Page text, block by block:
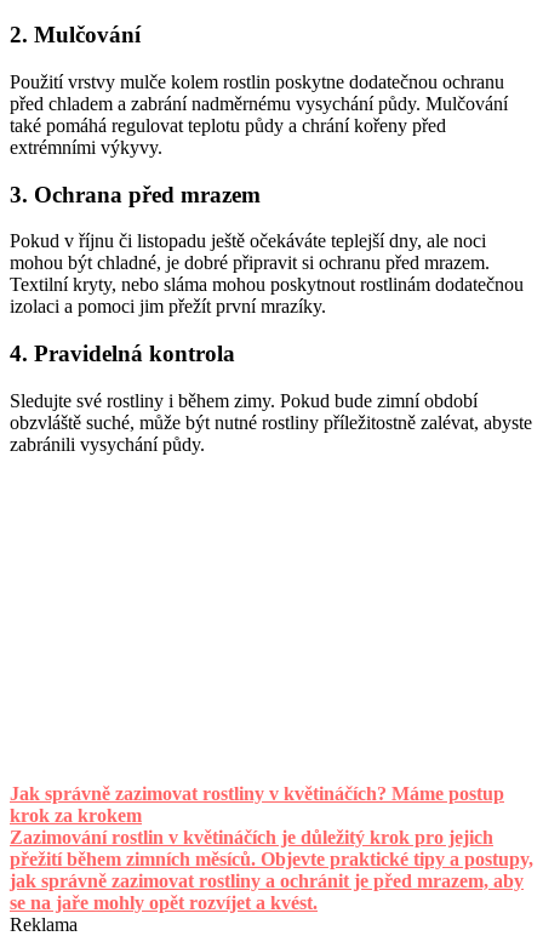
2. Mulčování
Použití vrstvy mulče kolem rostlin poskytne dodatečnou ochranu
před chladem a zabrání nadměrnému vysychání půdy. Mulčování
také pomáhá regulovat teplotu půdy a chrání kořeny před
extrémními výkyvy.
3. Ochrana před mrazem
Pokud v říjnu či listopadu ještě očekáváte teplejší dny, ale noci
mohou být chladné, je dobré připravit si ochranu před mrazem.
Textilní kryty, nebo sláma mohou poskytnout rostlinám dodatečnou
izolaci a pomoci jim přežít první mrazíky.
4. Pravidelná kontrola
Sledujte své rostliny i během zimy. Pokud bude zimní období
obzvláště suché, může být nutné rostliny příležitostně zalévat, abyste
zabránili vysychání půdy.
Jak správně zazimovat rostliny v květináčích? Máme postup
krok za krokem
Zazimování rostlin v květináčích je důležitý krok pro jejich
přežití během zimních měsíců. Objevte praktické tipy a postupy,
jak správně zazimovat rostliny a ochránit je před mrazem, aby
se na jaře mohly opět rozvíjet a kvést.
Reklama